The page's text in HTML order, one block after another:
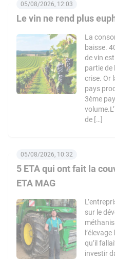
Le vin ne rend plus
05/08/2026, 12:03
La
baisse.
de vin
partie de
crise. Or
pays
3ème
de […]
5 ETA qui ont fait la
ETA MAG
05/08/2026, 10:32
sur le
qu’il
investir